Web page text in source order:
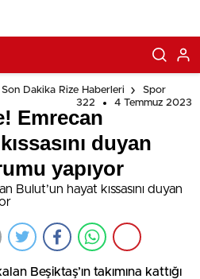
Dakika Rize Haberleri
Spor
322
4 Temmuz 2023
Emrecan
duyan
yapıyor
Beşiktaş’ın takımına kattığı